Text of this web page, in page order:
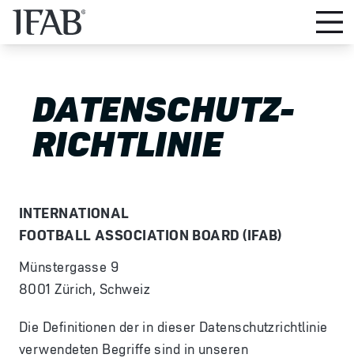
DATENSCHUTZ-
RICHTLINIE
INTERNATIONAL
FOOTBALL ASSOCIATION BOARD (IFAB)
Münstergasse 9
8001 Zürich, Schweiz
Die Definitionen der in dieser Datenschutzrichtlinie
verwendeten Begriffe sind in unseren